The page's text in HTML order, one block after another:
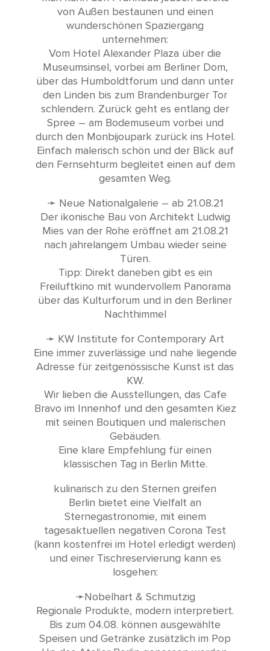
von Außen bestaunen und einen
wunderschönen Spaziergang
unternehmen:
Vom Hotel Alexander Plaza über die
Museumsinsel, vorbei am Berliner Dom,
über das Humboldtforum und dann unter
den Linden bis zum Brandenburger Tor
schlendern. Zurück geht es entlang der
Spree – am Bodemuseum vorbei und
durch den Monbijoupark zurück ins Hotel.
Einfach malerisch schön und der Blick auf
den Fernsehturm begleitet einen auf dem
gesamten Weg.
➛ Neue Nationalgalerie – ab 21.08.21
Der ikonische Bau von Architekt Ludwig
Mies van der Rohe eröffnet am 21.08.21
nach jahrelangem Umbau wieder seine
Türen.
Tipp: Direkt daneben gibt es ein
Freiluftkino mit wundervollem Panorama
über das Kulturforum und in den Berliner
Nachthimmel
➛ KW Institute for Contemporary Art
Eine immer zuverlässige und nahe liegende
Adresse für zeitgenössische Kunst ist das
KW.
Wir lieben die Ausstellungen, das Cafe
Bravo im Innenhof und den gesamten Kiez
mit seinen Boutiquen und malerischen
Gebäuden.
Eine klare Empfehlung für einen
klassischen Tag in Berlin Mitte.
kulinarisch zu den Sternen greifen
Berlin bietet eine Vielfalt an
Sternegastronomie, mit einem
tagesaktuellen negativen Corona Test
(kann kostenfrei im Hotel erledigt werden)
und einer Tischreservierung kann es
losgehen:
➛Nobelhart & Schmutzig
Regionale Produkte, modern interpretiert.
Bis zum 04.08. können ausgewählte
Speisen und Getränke zusätzlich im Pop